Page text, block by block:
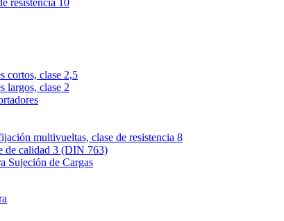
resistencia 10
cortos, clase 2,5
largos, clase 2
multivueltas, clase de resistencia 8
de calidad 3 (DIN 763)
Sujeción de Cargas